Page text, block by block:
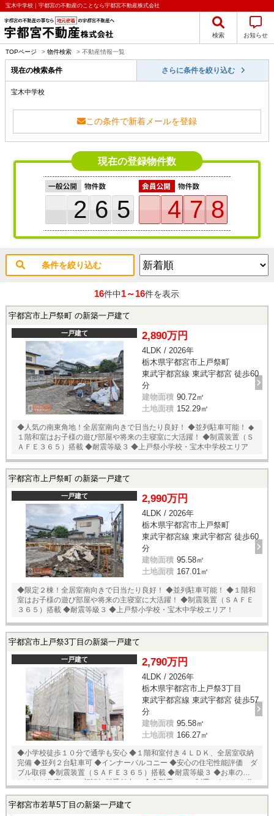
宝木中学校｜宇都宮の不動産のことなら宇都宮不動産株式会社
検索 お知らせ
TOPページ > 物件検索 > 不動産情報一覧
現在の検索条件 さらに条件を絞り込む
宝木中学校
この条件で新着メールを登録
現在の登録物件数
265 478
条件を絞り込む
16件中1～16件を表示
宇都宮市上戸祭町 の新築一戸建て
一戸建て 2,890万円
4LDK / 2026年
栃木県宇都宮市上戸祭町
東武宇都宮線 東武宇都宮 徒歩60
分
建物面積 90.72㎡
土地面積 152.29㎡
◆人気の南東角地！全居室南向きで日当たり良好！ ◆並列駐車可能！ ◆
１階和室はお子様の遊び部屋や将来の主寝室に大活躍！ ◆制震装置（Ｓ
ＡＦＥ３６５）搭載 ◆耐震等級３ ◆上戸祭小学校・宝木中学校エリア
宇都宮市上戸祭町 の新築一戸建て
一戸建て 2,990万円
4LDK / 2026年
栃木県宇都宮市上戸祭町
東武宇都宮線 東武宇都宮 徒歩60
分
建物面積 95.58㎡
土地面積 167.01㎡
◆限定２棟！全居室南向きで日当たり良好！ ◆並列駐車可能！ ◆１階和
室はお子様の遊び部屋や将来の主寝室に大活躍！ ◆制震装置（ＳＡＦＥ
３６５）搭載 ◆耐震等級３ ◆上戸祭小学校・宝木中学校エリア！
宇都宮市上戸祭3丁目の新築一戸建て
一戸建て 2,790万円
4LDK / 2026年
栃木県宇都宮市上戸祭3丁目
東武宇都宮線 東武宇都宮 徒歩57
分
建物面積 95.58㎡
土地面積 166.27㎡
◆小学校徒歩１０分で通学も安心 ◆１階和室付き４ＬＤＫ、全居室収納
完備 ◆並列２台駐車可 ◆インナーバルコニー ◆安心の住宅性能評価 ダ
ブル取得 ◆制震装置（ＳＡＦＥ３６５）搭載 ◆耐震等級３ ◆お車のおま
とめなど住宅ローン相談無料受付中！ ◆◆耐震 ＋ 制震のあんしん住
５で地震の揺れを吸収する家、壁全体で家を支え守る、耐力壁。
宇都宮市若草5丁目の新築一戸建て